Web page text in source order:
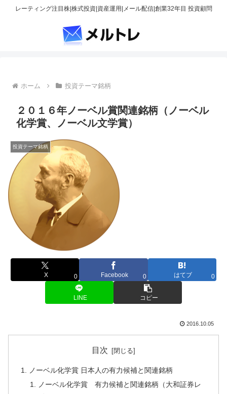
レーティング注目株|株式投資|資産運用|メール配信|創業32年目 投資顧問
ホーム 投資テーマ銘柄
２０１６年ノーベル賞関連銘柄（ノーベル
化学賞、ノーベル文学賞）
投資テーマ銘柄
X 0 Facebook 0 はてブ 0
LINE コピー
2016.10.05
目次
ノーベル化学賞 日本人の有力候補と関連銘柄
ノーベル化学賞 有力候補と関連銘柄（大和証券レ